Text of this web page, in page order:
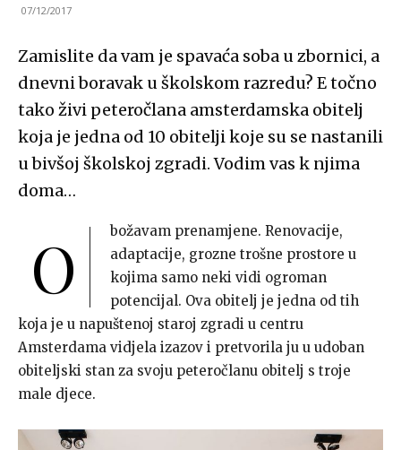
07/12/2017
Zamislite da vam je spavaća soba u zbornici, a
dnevni boravak u školskom razredu? E točno
tako živi peteročlana amsterdamska obitelj
koja je jedna od 10 obitelji koje su se nastanili
u bivšoj školskoj zgradi. Vodim vas k njima
doma…
O
božavam prenamjene. Renovacije,
adaptacije, grozne trošne prostore u
kojima samo neki vidi ogroman
potencijal. Ova obitelj je jedna od tih
koja je u napuštenoj staroj zgradi u centru
Amsterdama vidjela izazov i pretvorila ju u udoban
obiteljski stan za svoju peteročlanu obitelj s troje
male djece.